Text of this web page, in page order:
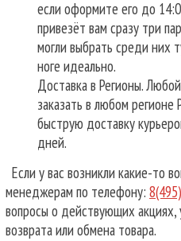
если оформите его до
привезёт вам сразу три
могли выбрать среди них
ноге идеально.
Доставка в Регионы.
заказать в любом регионе
быструю доставку
дней.
Если у вас возникли какие-то
менеджерам по телефону:
вопросы о действующих акциях,
возврата или обмена товара.